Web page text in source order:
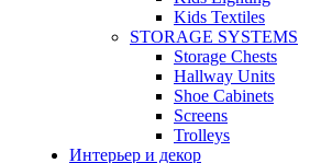
Kids Textiles
STORAGE SYSTEMS
Storage Chests
Hallway Units
Shoe Cabinets
Screens
Trolleys
Интерьер и декор